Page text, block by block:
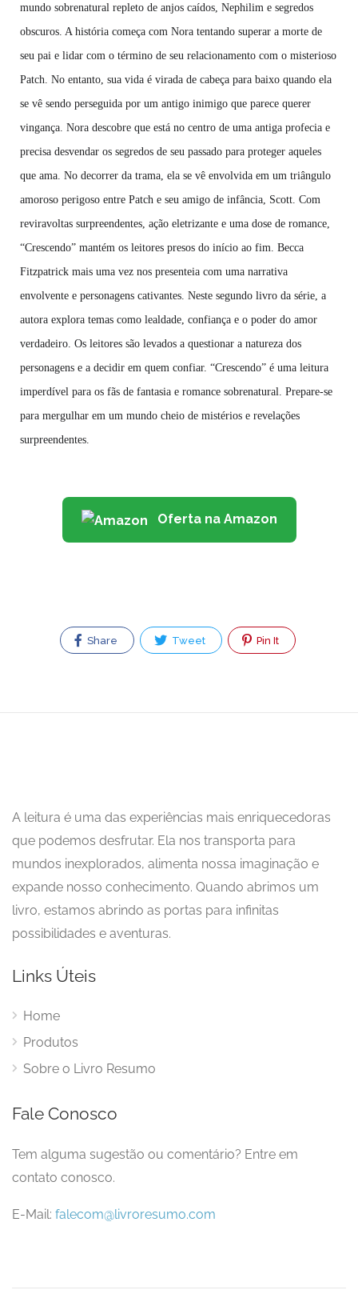
mundo sobrenatural repleto de anjos caídos, Nephilim e segredos
obscuros. A história começa com Nora tentando superar a morte de
seu pai e lidar com o término de seu relacionamento com o misterioso
Patch. No entanto, sua vida é virada de cabeça para baixo quando ela
se vê sendo perseguida por um antigo inimigo que parece querer
vingança. Nora descobre que está no centro de uma antiga profecia e
precisa desvendar os segredos de seu passado para proteger aqueles
que ama. No decorrer da trama, ela se vê envolvida em um triângulo
amoroso perigoso entre Patch e seu amigo de infância, Scott. Com
reviravoltas surpreendentes, ação eletrizante e uma dose de romance,
“Crescendo” mantém os leitores presos do início ao fim. Becca
Fitzpatrick mais uma vez nos presenteia com uma narrativa
envolvente e personagens cativantes. Neste segundo livro da série, a
autora explora temas como lealdade, confiança e o poder do amor
verdadeiro. Os leitores são levados a questionar a natureza dos
personagens e a decidir em quem confiar. “Crescendo” é uma leitura
imperdível para os fãs de fantasia e romance sobrenatural. Prepare-se
para mergulhar em um mundo cheio de mistérios e revelações
surpreendentes.
Oferta na Amazon
Share Tweet Pin It
A leitura é uma das experiências mais enriquecedoras
que podemos desfrutar. Ela nos transporta para
mundos inexplorados, alimenta nossa imaginação e
expande nosso conhecimento. Quando abrimos um
livro, estamos abrindo as portas para infinitas
possibilidades e aventuras.
Links Úteis
Home
Produtos
Sobre o Livro Resumo
Fale Conosco
Tem alguma sugestão ou comentário? Entre em
contato conosco.
E-Mail: falecom@livroresumo.com